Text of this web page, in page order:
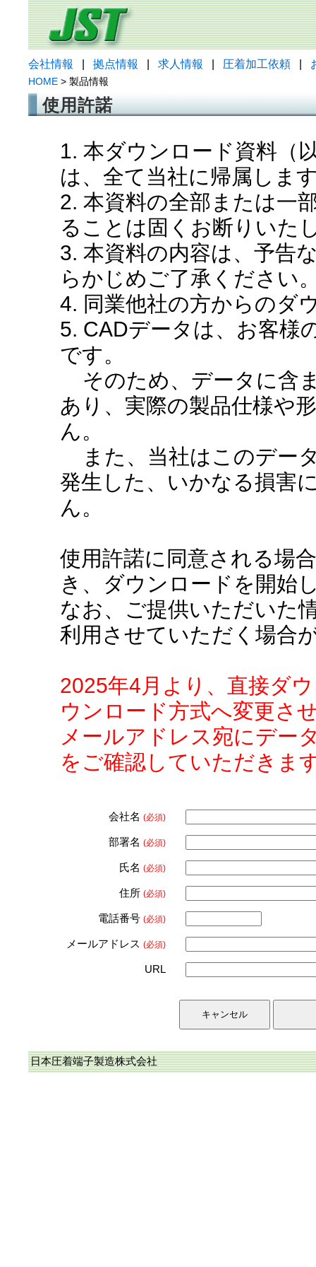
会社情報 拠点情報 求人情報 圧着加工依頼
HOME > 製品情報
使用許諾
1. 本ダウンロード資料（
は、全て当社に帰属しま
2. 本資料の全部または一
ることは固くお断りいた
3. 本資料の内容は、予告
らかじめご了承ください
4. 同業他社の方からのダ
5. CADデータは、お客様
です。
そのため、データに含
あり、実際の製品仕様や
ん。
また、当社はこのデー
発生した、いかなる損害
ん。
使用許諾に同意される場
き、ダウンロードを開始
なお、ご提供いただいた
利用させていただく場合
2025年4月より、直接ダ
ウンロード方式へ変更さ
メールアドレス宛にデー
をご確認していただきま
会社名 (必須)
部署名 (必須)
氏名 (必須)
住所 (必須)
電話番号 (必須)
メールアドレス (必須)
URL
日本圧着端子製造株式会社